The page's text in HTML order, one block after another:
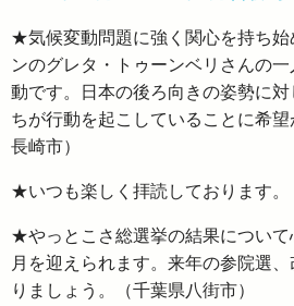
★気候変動問題に強く関心を持ち
ンのグレタ・トゥーンベリさんの
動です。日本の後ろ向きの姿勢に
ちが行動を起こしていることに希
長崎市）
★いつも楽しく拝読しております。
★やっとこさ総選挙の結果について
月を迎えられます。来年の参院選
りましょう。（千葉県八街市）